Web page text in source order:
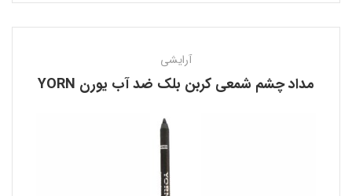
آرایشی
مداد چشم شمعی کربن بلک ضد آب یورن YORN